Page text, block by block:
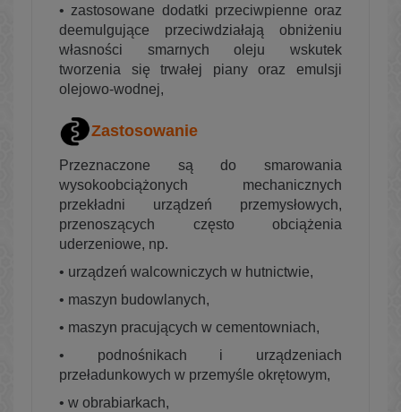
• zastosowane dodatki przeciwpienne oraz
deemulgujące przeciwdziałają obniżeniu
własności smarnych oleju wskutek
tworzenia się trwałej piany oraz emulsji
olejowo-wodnej,
Zastosowanie
Przeznaczone są do smarowania
wysokoobciążonych mechanicznych
przekładni urządzeń przemysłowych,
przenoszących często obciążenia
uderzeniowe, np.
• urządzeń walcowniczych w hutnictwie,
• maszyn budowlanych,
• maszyn pracujących w cementowniach,
• podnośnikach i urządzeniach
przeładunkowych w przemyśle okrętowym,
• w obrabiarkach,